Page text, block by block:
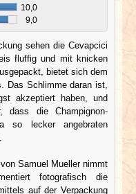
10,0
9,0
sehen die Cevapcici
fluffig und mit knicken
bietet sich dem
Das Schlimme daran ist,
akzeptiert haben, und
dass die Champignon-
so lecker angebraten
Samuel Mueller nimmt
fotografisch die
auf der Verpackung